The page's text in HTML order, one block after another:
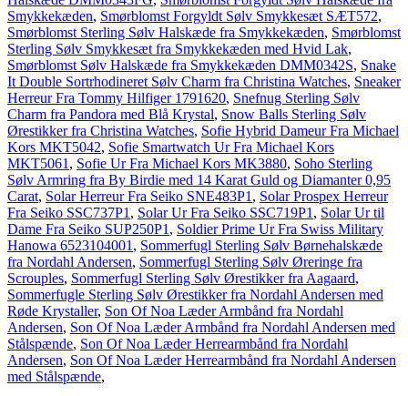
Smykkekæden, Smørblomst Forgyldt Sølv Smykkesæt SÆT572,
Smørblomst Sterling Sølv Halskæde fra Smykkekæden, Smørblomst
Sterling Sølv Smykkesæt fra Smykkekæden med Hvid Lak,
Smørblomst Sølv Halskæde fra Smykkekæden DMM0342S, Snake
It Double Sortrhodineret Sølv Charm fra Christina Watches, Sneaker
Herreur Fra Tommy Hilfiger 1791620, Snefnug Sterling Sølv
Charm fra Pandora med Blå Krystal, Snow Balls Sterling Sølv
Ørestikker fra Christina Watches, Sofie Hybrid Dameur Fra Michael
Kors MKT5042, Sofie Smartwatch Ur Fra Michael Kors
MKT5061 , Sofie Ur Fra Michael Kors MK3880, Soho Sterling
Sølv Armring fra By Birdie med 14 Karat Guld og Diamanter 0,95
Carat, Solar Herreur Fra Seiko SNE483P1 , Solar Prospex Herreur
Fra Seiko SSC737P1 , Solar Ur Fra Seiko SSC719P1 , Solar Ur til
Dame Fra Seiko SUP250P1 , Soldier Prime Ur Fra Swiss Military
Hanowa 6523104001 , Sommerfugl Sterling Sølv Børnehalskæde
fra Nordahl Andersen, Sommerfugl Sterling Sølv Øreringe fra
Scrouples, Sommerfugl Sterling Sølv Ørestikker fra Aagaard,
Sommerfugle Sterling Sølv Ørestikker fra Nordahl Andersen med
Røde Krystaller, Son Of Noa Læder Armbånd fra Nordahl
Andersen, Son Of Noa Læder Armbånd fra Nordahl Andersen med
Stålspænde, Son Of Noa Læder Herrearmbånd fra Nordahl
Andersen, Son Of Noa Læder Herrearmbånd fra Nordahl Andersen
med Stålspænde,